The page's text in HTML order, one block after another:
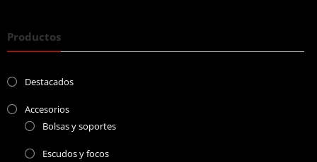
Productos
Destacados
Accesorios
Bolsas y soportes
Escudos y focos